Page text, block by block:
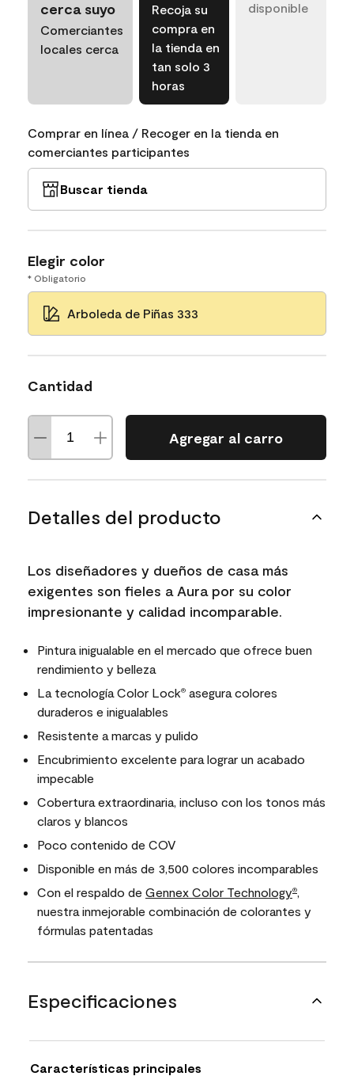
cerca suyo
Comerciantes
locales cerca
Recoja su
compra en
la tienda en
tan solo 3
horas
disponible
Comprar en línea / Recoger en la tienda en
comerciantes participantes
Buscar tienda
Elegir color
* Obligatorio
Arboleda de Piñas 333
Cantidad
Agregar al carro
Detalles del producto
Los diseñadores y dueños de casa más
exigentes son fieles a Aura por su color
impresionante y calidad incomparable.
Pintura inigualable en el mercado que ofrece buen
rendimiento y belleza
La tecnología Color Lock® asegura colores
duraderos e inigualables
Resistente a marcas y pulido
Encubrimiento excelente para lograr un acabado
impecable
Cobertura extraordinaria, incluso con los tonos más
claros y blancos
Poco contenido de COV
Disponible en más de 3,500 colores incomparables
Con el respaldo de Gennex Color Technology®,
nuestra inmejorable combinación de colorantes y
fórmulas patentadas
Especificaciones
Características principales